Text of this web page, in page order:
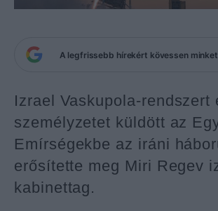
A legfrissebb hírekért kövessen
Izrael Vaskupola-rendszert
személyzetet küldött az
Emírségekbe az iráni
erősítette meg Miri Regev
kabinettag.